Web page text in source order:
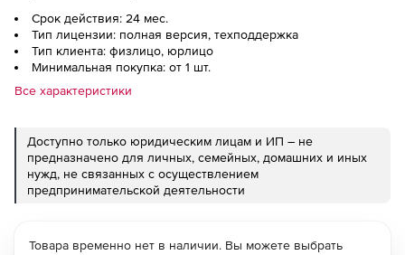
Срок действия: 24 мес.
Тип лицензии: полная версия, техподдержка
Тип клиента: физлицо, юрлицо
Минимальная покупка: от 1 шт.
Все характеристики
Доступно только юридическим лицам и ИП – не
предназначено для личных, семейных, домашних и иных
нужд, не связанных с осуществлением
предпринимательской деятельности
Товара временно нет в наличии. Вы можете выбрать